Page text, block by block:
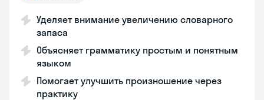
Уделяет внимание увеличению словарного
запаса
Объясняет грамматику простым и понятным
языком
Помогает улучшить произношение через
практику